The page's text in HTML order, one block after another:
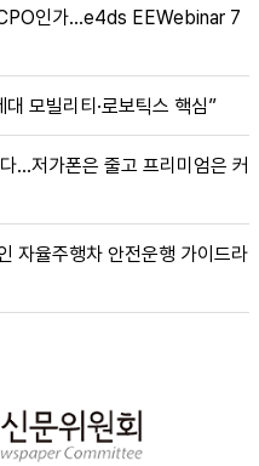
인가…e4ds EEWebinar 7
모빌리티·로보틱스 핵심”
…저가폰은 줄고 프리미엄은 커
자율주행차 안전운행 가이드라